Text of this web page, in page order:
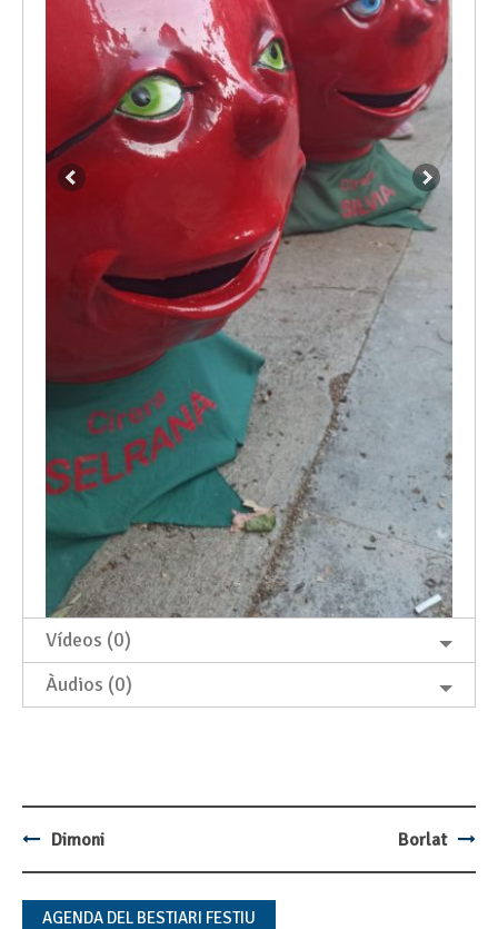
Vídeos (0)
Àudios (0)
Post
navigation
Dimoni Borlat
AGENDA DEL BESTIARI FESTIU